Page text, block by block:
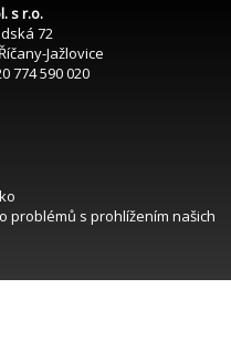
s r.o.
72
Jažlovice
774 590 020
problémů s prohlížením našich